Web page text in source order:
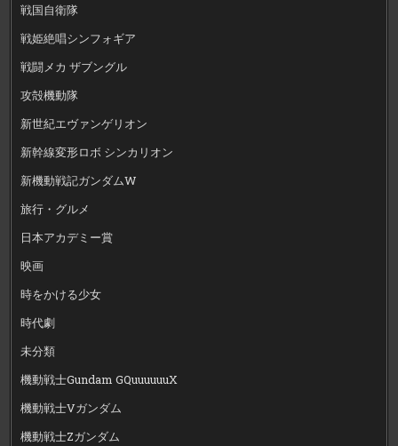
戦国自衛隊
戦姫絶唱シンフォギア
戦闘メカ ザブングル
攻殻機動隊
新世紀エヴァンゲリオン
新幹線変形ロボ シンカリオン
新機動戦記ガンダムW
旅行・グルメ
日本アカデミー賞
映画
時をかける少女
時代劇
未分類
機動戦士Gundam GQuuuuuuX
機動戦士Vガンダム
機動戦士Zガンダム